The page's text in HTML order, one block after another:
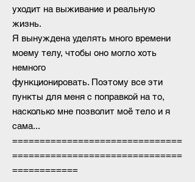
уходит на выживание и реальную
жизнь.
Я вынуждена уделять много времени
моему телу, чтобы оно могло хоть
немного
функционировать. Поэтому все эти
пункты для меня с поправкой на то,
насколько мне позволит моё тело и я
сама...
===============================
===============================
============